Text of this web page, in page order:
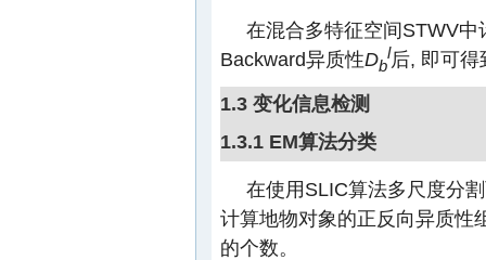
在混合多特征空间STWV中
Backward异质性Db
l后, 即可
1.3 变化信息检测
1.3.1 EM算法分类
在使用SLIC算法多尺度分
计算地物对象的正反向异质性
的个数。